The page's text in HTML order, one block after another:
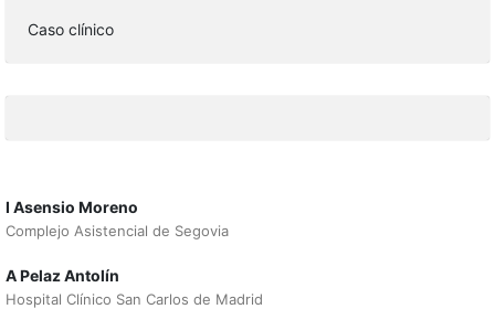
Caso clínico
I Asensio Moreno
Complejo Asistencial de Segovia
A Pelaz Antolín
Hospital Clínico San Carlos de Madrid